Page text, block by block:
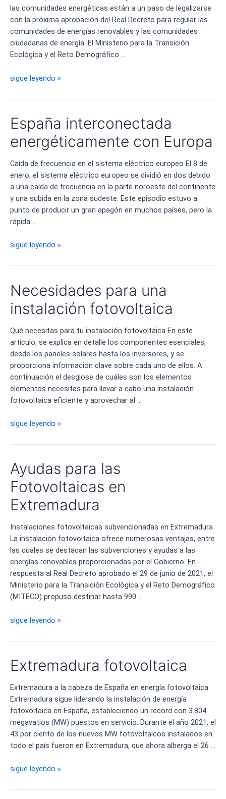
las comunidades energéticas están a un paso de legalizarse
con la próxima aprobación del Real Decreto para regular las
comunidades de energías renovables y las comunidades
ciudadanas de energía. El Ministerio para la Transición
Ecológica y el Reto Demográfico …
Qué
una
energética
ser
legal
sigue leyendo »
España interconectada
energéticamente con Europa
Caída de frecuencia en el sistema eléctrico europeo El 8 de
enero, el sistema eléctrico europeo se dividió en dos debido
a una caída de frecuencia en la parte noroeste del continente
y una subida en la zona sudeste. Este episodio estuvo a
punto de producir un gran apagón en muchos países, pero la
rápida …
España
energéticamente
Europa
sigue leyendo »
Necesidades para una
instalación fotovoltaica
Qué necesitas para tu instalación fotovoltaica En este
artículo, se explica en detalle los componentes esenciales,
desde los paneles solares hasta los inversores, y se
proporciona información clave sobre cada uno de ellos. A
continuación el desglose de cuáles son los elementos
elementos necesitas para llevar a cabo una instalación
fotovoltaica eficiente y aprovechar al …
Necesidades
una
fotovoltaica
sigue leyendo »
Ayudas para las
Fotovoltaicas en
Extremadura
Instalaciones fotovoltaicas subvencionadas en Extremadura
La instalación fotovoltaica ofrece numerosas ventajas, entre
las cuales se destacan las subvenciones y ayudas a las
energías renovables proporcionadas por el Gobierno. En
respuesta al Real Decreto aprobado el 29 de junio de 2021, el
Ministerio para la Transición Ecológica y el Reto Demográfico
(MITECO) propuso destinar hasta 990 …
Ayudas
las
en
sigue leyendo »
Extremadura fotovoltaica
Extremadura a la cabeza de España en energía fotovoltaica
Extremadura sigue liderando la instalación de energía
fotovoltaica en España, estableciendo un récord con 3.804
megavatios (MW) puestos en servicio. Durante el año 2021, el
43 por ciento de los nuevos MW fotovoltaicos instalados en
todo el país fueron en Extremadura, que ahora alberga el 26 …
Extremadura
sigue leyendo »